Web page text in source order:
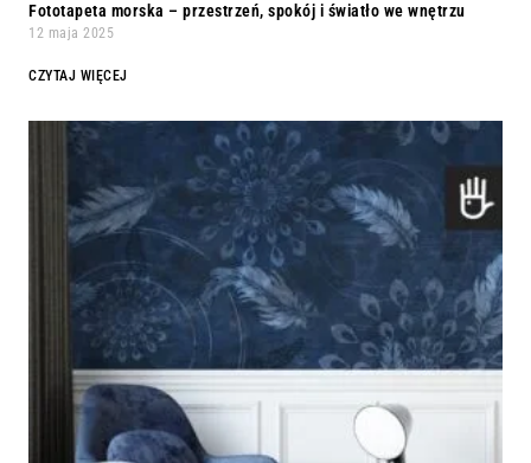
Fototapeta morska – przestrzeń, spokój i światło we wnętrzu
12 maja 2025
CZYTAJ WIĘCEJ